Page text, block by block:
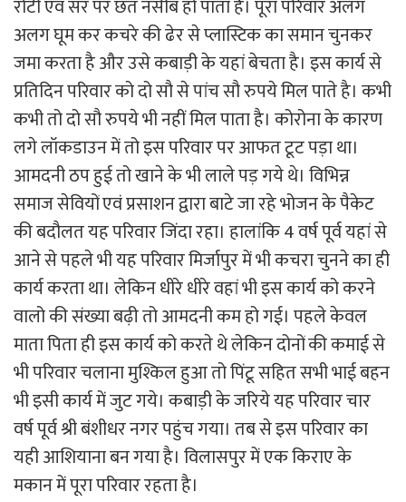
रोटी एवं सर पर छत नसीब हो पाता है। पूरा परिवार अलग
अलग घूम कर कचरे की ढेर से प्लास्टिक का समान चुनकर
जमा करता है और उसे कबाड़ी के यहां बेचता है। इस कार्य से
प्रतिदिन परिवार को दो सौ से पांच सौ रुपये मिल पाते है। कभी
कभी तो दो सौ रुपये भी नहीं मिल पाता है। कोरोना के कारण
लगे लॉकडाउन में तो इस परिवार पर आफत टूट पड़ा था।
आमदनी ठप हुई तो खाने के भी लाले पड़ गये थे। विभिन्न
समाज सेवियों एवं प्रसाशन द्वारा बाटे जा रहे भोजन के पैकेट
की बदौलत यह परिवार जिंदा रहा। हालांकि 4 वर्ष पूर्व यहां से
आने से पहले भी यह परिवार मिर्जापुर में भी कचरा चुनने का ही
कार्य करता था। लेकिन धीरे धीरे वहां भी इस कार्य को करने
वालो की संख्या बढ़ी तो आमदनी कम हो गई। पहले केवल
माता पिता ही इस कार्य को करते थे लेकिन दोनों की कमाई से
भी परिवार चलाना मुश्किल हुआ तो पिंटू सहित सभी भाई बहन
भी इसी कार्य में जुट गये। कबाड़ी के जरिये यह परिवार चार
वर्ष पूर्व श्री बंशीधर नगर पहुंच गया। तब से इस परिवार का
यही आशियाना बन गया है। विलासपुर में एक किराए के
मकान में पूरा परिवार रहता है।